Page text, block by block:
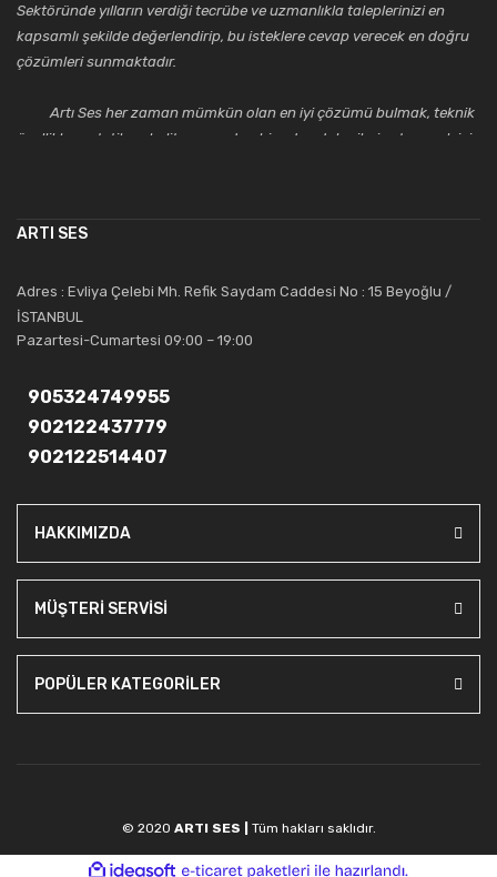
Sektöründe yılların verdiği tecrübe ve uzmanlıkla taleplerinizi en
kapsamlı şekilde değerlendirip, bu isteklere cevap verecek en doğru
çözümleri sunmaktadır.
Artı Ses her zaman mümkün olan en iyi çözümü bulmak, teknik
özellikler, estetik ve kalite açısından bir adım daha ileriye taşımak için
saygıdeğer yerini kazanmıştır.
Artı Ses, güler yüzü ve deneyimi ile bu gün ve gelecekte
güvenebileceğiniz bir tercihtir.
ARTI SES
Adres : Evliya Çelebi Mh. Refik Saydam Caddesi No : 15 Beyoğlu /
İSTANBUL
Pazartesi-Cumartesi 09:00 – 19:00
905324749955
902122437779
902122514407
HAKKIMIZDA
MÜŞTERİ SERVİSİ
POPÜLER KATEGORİLER
© 2020 ARTI SES | Tüm hakları saklıdır.
ideasoft e-